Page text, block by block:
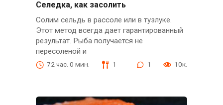
Селедка, как засолить
Солим сельдь в рассоле или в тузлуке.
Этот метод всегда дает гарантированный
результат. Рыба получается не
пересоленой и
72 час. 0 мин. 1 1 10к.